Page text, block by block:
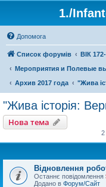
1./
Допомога
Список форумів
ВІК
Мероприятия и Полевые
Архив 2017 года
"Жива
"Жива історія:
Нова тема
2
Відновлення
Останнє повідомлення
Додано в Форум/Сайт